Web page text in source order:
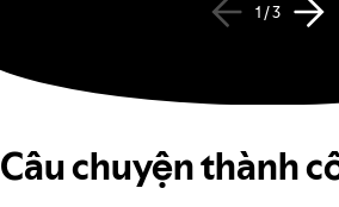
1 / 3
Câu chuyện thành